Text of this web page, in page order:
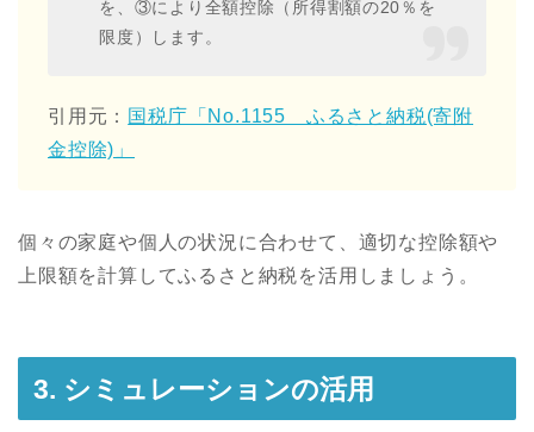
を、③により全額控除（所得割額の20％を
限度）します。
引用元： 国税庁「No.1155 ふるさと納税(寄附
金控除)」
個々の家庭や個人の状況に合わせて、適切な控除額や
上限額を計算してふるさと納税を活用しましょう。
3. シミュレーションの活用